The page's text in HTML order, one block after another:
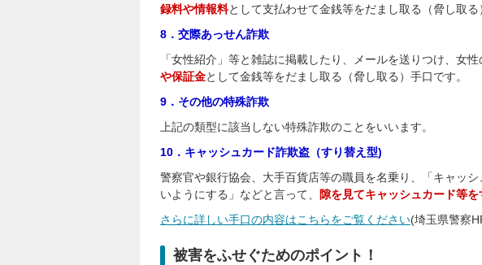
録料や情報料として支払わせて金銭等をだまし取る（脅し取る
8．交際あっせん詐欺
「女性紹介」等と雑誌に掲載したり、メールを送りつけ、女
や保証金として金銭等をだまし取る（脅し取る）手口です。
9．その他の特殊詐欺
上記の類型に該当しない特殊詐欺のことをいいます。
10．キャッシュカード詐欺盗（すり替え型)
警察官や銀行協会、大手百貨店等の職員を名乗り、「キャッ
いようにする」などと言って、
隙を見てキャッシュカード等を
さらに詳しい手口の内容はこちらをご覧ください(埼玉県警察
被害をふせぐためのポイント！